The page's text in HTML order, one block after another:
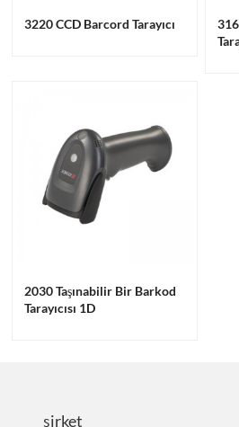
3220 CCD Barcord Tarayıcı
2030 Taşınabilir Bir Barkod
Tarayıcısı 1D
şirket